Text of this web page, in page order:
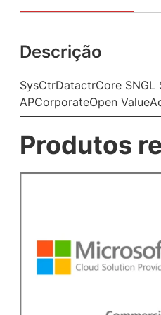
Descrição
SysCtrDatactrCore SNGL
APCorporateOpen
Produtos